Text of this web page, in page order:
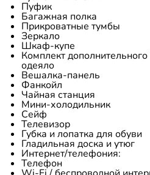
Пуфик
Багажная полка
Прикроватные тумбы
Зеркало
Шкаф-купе
Комплект
одеяло
Вешалка-панель
Фанкойл
Чайная станция
Мини-холодильник
Сейф
Телевизор
Губка и лопатка для обуви
Гладильная доска и утюг
Интернет/телефония:
Телефон